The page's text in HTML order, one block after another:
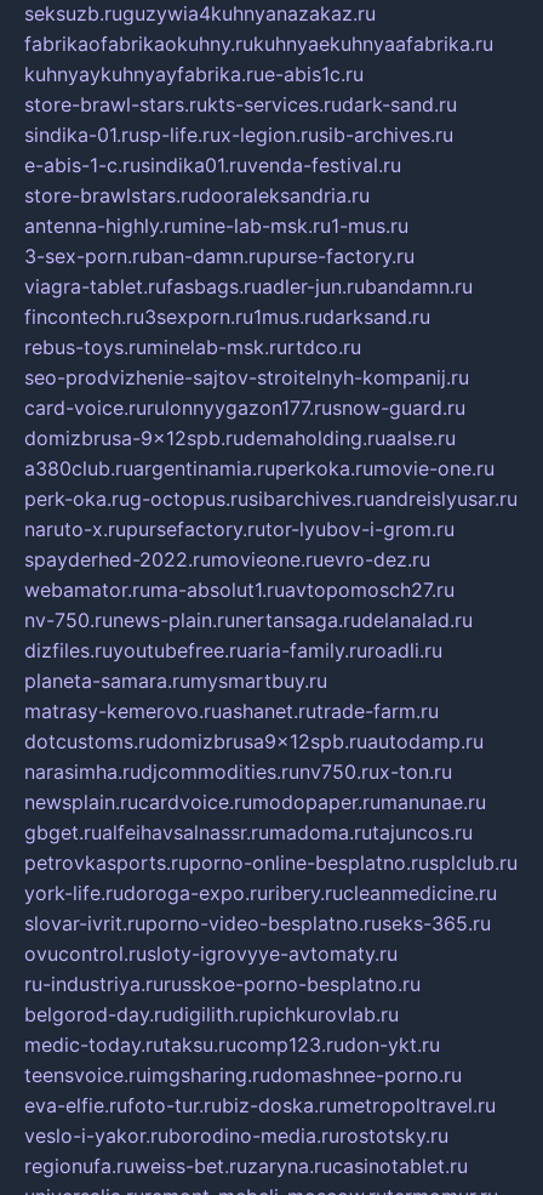
seksuzb.ruguzywia4kuhnyanazakaz.ru
fabrikaofabrikaokuhny.rukuhnyaekuhnyaafabrika.ru
kuhnyaykuhnyayfabrika.rue-abis1c.ru
store-brawl-stars.rukts-services.rudark-sand.ru
sindika-01.rusp-life.rux-legion.rusib-archives.ru
e-abis-1-c.rusindika01.ruvenda-festival.ru
store-brawlstars.rudooraleksandria.ru
antenna-highly.rumine-lab-msk.ru1-mus.ru
3-sex-porn.ruban-damn.rupurse-factory.ru
viagra-tablet.rufasbags.ruadler-jun.rubandamn.ru
fincontech.ru3sexporn.ru1mus.rudarksand.ru
rebus-toys.ruminelab-msk.rurtdco.ru
seo-prodvizhenie-sajtov-stroitelnyh-kompanij.ru
card-voice.rurulonnyygazon177.rusnow-guard.ru
domizbrusa-9x12spb.rudemaholding.ruaalse.ru
a380club.ruargentinamia.ruperkoka.rumovie-one.ru
perk-oka.rug-octopus.rusibarchives.ruandreislyusar.ru
naruto-x.rupursefactory.rutor-lyubov-i-grom.ru
spayderhed-2022.rumovieone.ruevro-dez.ru
webamator.ruma-absolut1.ruavtopomosch27.ru
nv-750.runews-plain.runertansaga.rudelanalad.ru
dizfiles.ruyoutubefree.ruaria-family.ruroadli.ru
planeta-samara.rumysmartbuy.ru
matrasy-kemerovo.ruashanet.rutrade-farm.ru
dotcustoms.rudomizbrusa9x12spb.ruautodamp.ru
narasimha.rudjcommodities.runv750.rux-ton.ru
newsplain.rucardvoice.rumodopaper.rumanunae.ru
gbget.rualfeihavsalnassr.rumadoma.rutajuncos.ru
petrovkasports.ruporno-online-besplatno.rusplclub.ru
york-life.rudoroga-expo.ruribery.rucleanmedicine.ru
slovar-ivrit.ruporno-video-besplatno.ruseks-365.ru
ovucontrol.rusloty-igrovyye-avtomaty.ru
ru-industriya.rurusskoe-porno-besplatno.ru
belgorod-day.rudigilith.rupichkurovlab.ru
medic-today.rutaksu.rucomp123.rudon-ykt.ru
teensvoice.ruimgsharing.rudomashnee-porno.ru
eva-elfie.rufoto-tur.rubiz-doska.rumetropoltravel.ru
veslo-i-yakor.ruborodino-media.rurostotsky.ru
regionufa.ruweiss-bet.ruzaryna.rucasinotablet.ru